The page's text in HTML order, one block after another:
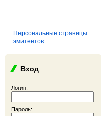
Персональные страницы
эмитентов
Вход
Логин:
Пароль: